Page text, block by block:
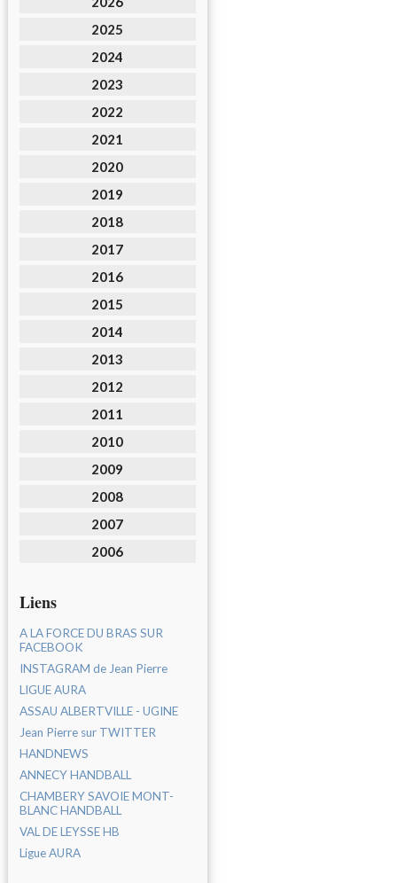
2025
2024
2023
2022
2021
2020
2019
2018
2017
2016
2015
2014
2013
2012
2011
2010
2009
2008
2007
2006
Liens
A LA FORCE DU BRAS SUR
FACEBOOK
INSTAGRAM de Jean Pierre
LIGUE AURA
ASSAU ALBERTVILLE - UGINE
Jean Pierre sur TWITTER
HANDNEWS
ANNECY HANDBALL
CHAMBERY SAVOIE MONT-
BLANC HANDBALL
VAL DE LEYSSE HB
Ligue AURA